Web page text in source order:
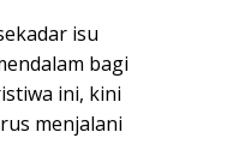
isu
bagi
ini, kini
menjalani